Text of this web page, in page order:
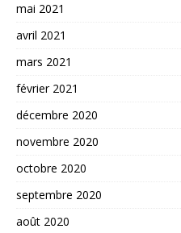
mai 2021
avril 2021
mars 2021
février 2021
décembre 2020
novembre 2020
octobre 2020
septembre 2020
août 2020